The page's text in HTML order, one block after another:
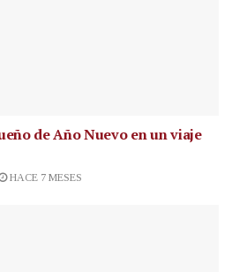
de Año Nuevo en un viaje
HACE 7 MESES